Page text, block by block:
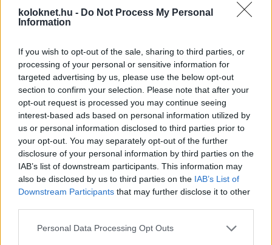
koloknet.hu - Do Not Process My Personal
Information
If you wish to opt-out of the sale, sharing to third parties, or
processing of your personal or sensitive information for
targeted advertising by us, please use the below opt-out
section to confirm your selection. Please note that after your
opt-out request is processed you may continue seeing
interest-based ads based on personal information utilized by
us or personal information disclosed to third parties prior to
your opt-out. You may separately opt-out of the further
disclosure of your personal information by third parties on the
IAB’s list of downstream participants. This information may
also be disclosed by us to third parties on the IAB’s List of
Downstream Participants that may further disclose it to other
Please note that this website/app uses one or more Google
Personal Data Processing Opt Outs
Másképp is lehet: Pozitív
Fegyelmezés az iskolában
A szülők sokfélék, de abban legtöbben
egyetértenek: nem szeretnék, ha a tanár kiabálna
gyermekükkel az iskolában. Ám ha egy
pedagógusnak egyszerre több, mint húsz
eszköztelennek érezheti magát, ennek pedig
gyakran a kiabálás a következménye.